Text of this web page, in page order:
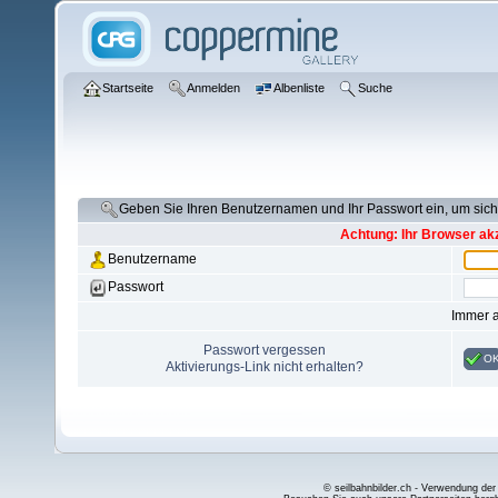
Startseite Anmelden Albenliste Suche
Geben Sie Ihren Benutzernamen und Ihr Passwort ein, um
Achtung: Ihr Browser
Benutzername
Passwort
Immer
Passwort vergessen
Aktivierungs-Link nicht erhalten?
© seilbahnbilder.ch - Verwendung